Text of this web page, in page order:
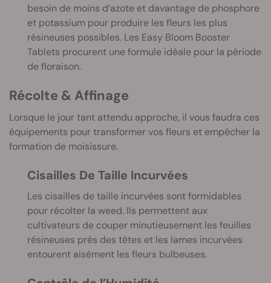
besoin de moins d’azote et davantage de phosphore
et potassium pour produire les fleurs les plus
résineuses possibles. Les Easy Bloom Booster
Tablets procurent une formule idéale pour la période
de floraison.
Récolte & Affinage
Lorsque le jour tant attendu approche, il vous faudra ces
équipements pour transformer vos fleurs et empêcher la
formation de moisissure.
Cisailles De Taille Incurvées
Les cisailles de taille incurvées sont formidables
pour récolter la weed. Ils permettent aux
cultivateurs de couper minutieusement les feuilles
résineuses près des têtes et les lames incurvées
entourent aisément les fleurs bulbeuses.